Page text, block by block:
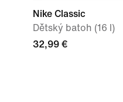
Nike Classic
Dětský batoh (16 l)
32,99 €